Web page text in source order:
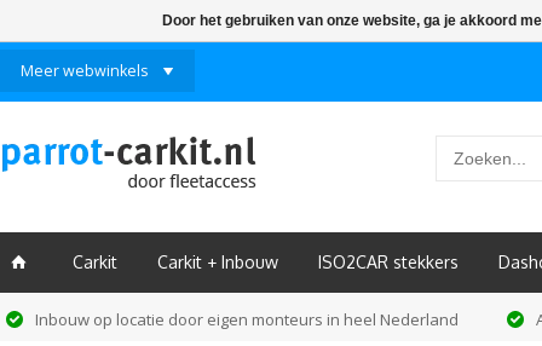
Meer webwinkels
ï Carkit Carkit + Inbouw ISO2CAR stekkers
Inbouw op locatie door eigen monteurs in heel Nederland
Door het gebruiken van onze website, ga je akkoord